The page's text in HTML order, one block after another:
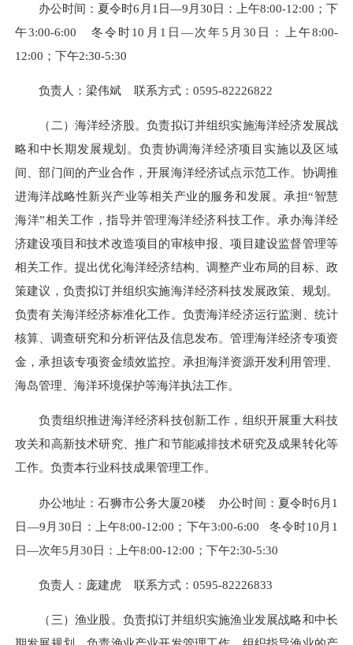
办公时间：夏令时6月1日—9月30日：上午8:00-12:00；下
午3:00-6:00 冬令时10月1日—次年5月30日：上午8:00-
12:00；下午2:30-5:30
负责人：梁伟斌 联系方式：0595-82226822
（二）海洋经济股。负责拟订并组织实施海洋经济发展战
略和中长期发展规划。负责协调海洋经济项目实施以及区域
间、部门间的产业合作，开展海洋经济试点示范工作。协调推
进海洋战略性新兴产业等相关产业的服务和发展。承担“智慧
海洋”相关工作，指导并管理海洋经济科技工作。承办海洋经
济建设项目和技术改造项目的审核申报、项目建设监督管理等
相关工作。提出优化海洋经济结构、调整产业布局的目标、政
策建议，负责拟订并组织实施海洋经济科技发展政策、规划。
负责有关海洋经济标准化工作。负责海洋经济运行监测、统计
核算、调查研究和分析评估及信息发布。管理海洋经济专项资
金，承担该专项资金绩效监控。承担海洋资源开发利用管理、
海岛管理、海洋环境保护等海洋执法工作。
负责组织推进海洋经济科技创新工作，组织开展重大科技
攻关和高新技术研究、推广和节能减排技术研究及成果转化等
工作。负责本行业科技成果管理工作。
办公地址：石狮市公务大厦20楼 办公时间：夏令时6月1
日—9月30日：上午8:00-12:00；下午3:00-6:00 冬令时10月1
日—次年5月30日：上午8:00-12:00；下午2:30-5:30
负责人：庞建虎 联系方式：0595-82226833
（三）渔业股。负责拟订并组织实施渔业发展战略和中长